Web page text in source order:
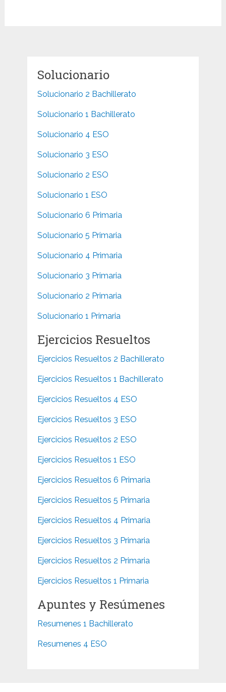
Solucionario
Solucionario 2 Bachillerato
Solucionario 1 Bachillerato
Solucionario 4 ESO
Solucionario 3 ESO
Solucionario 2 ESO
Solucionario 1 ESO
Solucionario 6 Primaria
Solucionario 5 Primaria
Solucionario 4 Primaria
Solucionario 3 Primaria
Solucionario 2 Primaria
Solucionario 1 Primaria
Ejercicios Resueltos
Ejercicios Resueltos 2 Bachillerato
Ejercicios Resueltos 1 Bachillerato
Ejercicios Resueltos 4 ESO
Ejercicios Resueltos 3 ESO
Ejercicios Resueltos 2 ESO
Ejercicios Resueltos 1 ESO
Ejercicios Resueltos 6 Primaria
Ejercicios Resueltos 5 Primaria
Ejercicios Resueltos 4 Primaria
Ejercicios Resueltos 3 Primaria
Ejercicios Resueltos 2 Primaria
Ejercicios Resueltos 1 Primaria
Apuntes y Resúmenes
Resumenes 1 Bachillerato
Resumenes 4 ESO